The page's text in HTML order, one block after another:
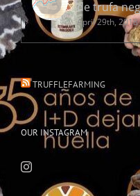
de trufa
April 29th, 2018
TRUFFLEFARMING
OUR INSTAGRAM